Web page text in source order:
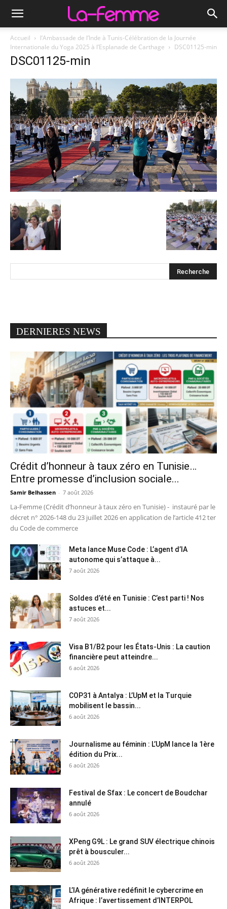
Accueil
l’Ambassade de l’Inde à Tunis-Célébration de la Journée
Internationale du Yoga 2025 à l’Esplanade de Carthage
DSC01125-min
DSC01125-min
DERNIERES NEWS
Crédit d’honneur à taux zéro en Tunisie…
Entre promesse d’inclusion sociale...
Samir Belhassen - 7 août 2026
La-Femme (Crédit d’honneur à taux zéro en Tunisie) - instauré par le
décret n° 2026-148 du 23 juillet 2026 en application de l’article 412 ter
du Code de commerce
Meta lance Muse Code : L’agent d’IA
autonome qui s’attaque à...
7 août 2026
Soldes d’été en Tunisie : C’est parti ! Nos
astuces et...
7 août 2026
Visa B1/B2 pour les États-Unis : La caution
financière peut atteindre...
6 août 2026
COP31 à Antalya : L’UpM et la Turquie
mobilisent le bassin...
6 août 2026
Journalisme au féminin : L’UpM lance la 1ère
édition du Prix...
6 août 2026
Festival de Sfax : Le concert de Boudchar
annulé
6 août 2026
XPeng G9L : Le grand SUV électrique chinois
prêt à bousculer...
6 août 2026
L’IA générative redéfinit le cybercrime en
Afrique : l’avertissement d’INTERPOL